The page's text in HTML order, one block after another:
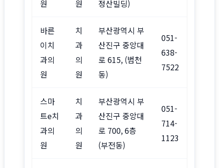
원
원
정산빌딩)
바른
이치
과의
원
치
과
의
원
부산광역시 부
산진구 중앙대
로 615, (범천
동)
051-
638-
7522
스마
트e치
과의
원
치
과
의
원
부산광역시 부
산진구 중앙대
로 700, 6층
(부전동)
051-
714-
1123